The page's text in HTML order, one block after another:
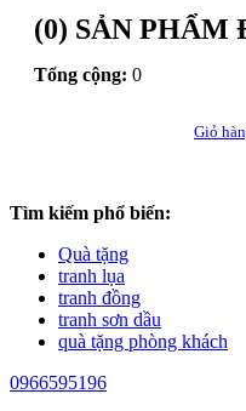
(0) SẢN PHẨM
Tổng cộng: 0
Giỏ
Tìm kiếm phổ biến:
Quà tặng
tranh lụa
tranh đồng
tranh sơn dầu
quà tặng phòng khách
0966595196